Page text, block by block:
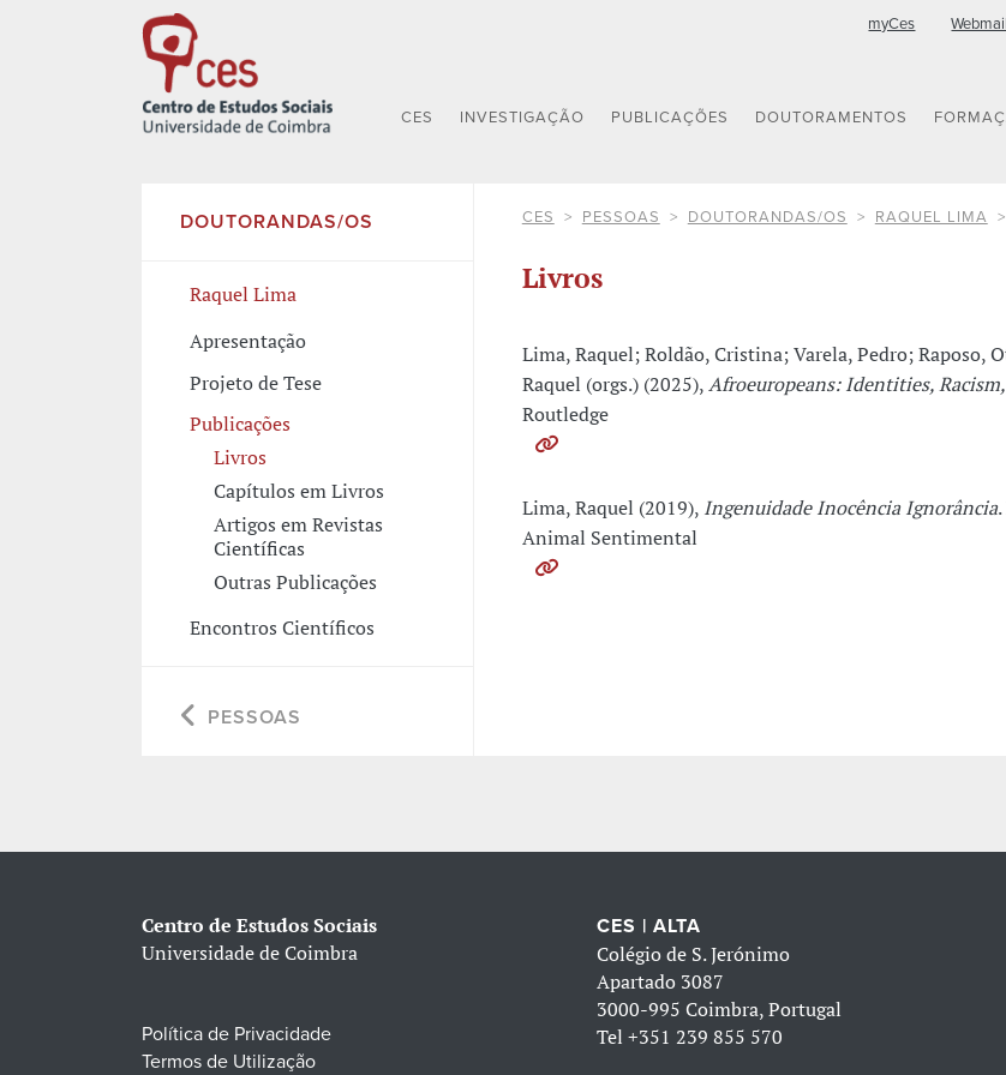
myCes Webmail
CES INVESTIGAÇÃO PUBLICAÇÕES DOUTORAMENTOS
DOUTORANDAS/OS
Raquel Lima
Apresentação
Projeto de Tese
Publicações
Livros
Capítulos em Livros
Artigos em Revistas
Científicas
Outras Publicações
Encontros Científicos
PESSOAS
CES PESSOAS DOUTORANDAS/OS RAQUEL LIMA
Livros
Lima, Raquel; Roldão, Cristina; Varela, Pedro; Raposo,
Raquel (orgs.) (2025),Afroeuropeans: Identities,
Routledge
Lima, Raquel (2019), Ingenuidade Inocência Ignorância
Animal Sentimental
Centro de Estudos Sociais
Universidade de Coimbra
Política de Privacidade
Termos de Utilização
CES | ALTA
Colégio de S. Jerónimo
Apartado 3087
3000-995 Coimbra, Portugal
Tel+351 239 855 570